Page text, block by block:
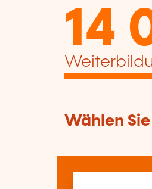
14
Wählen